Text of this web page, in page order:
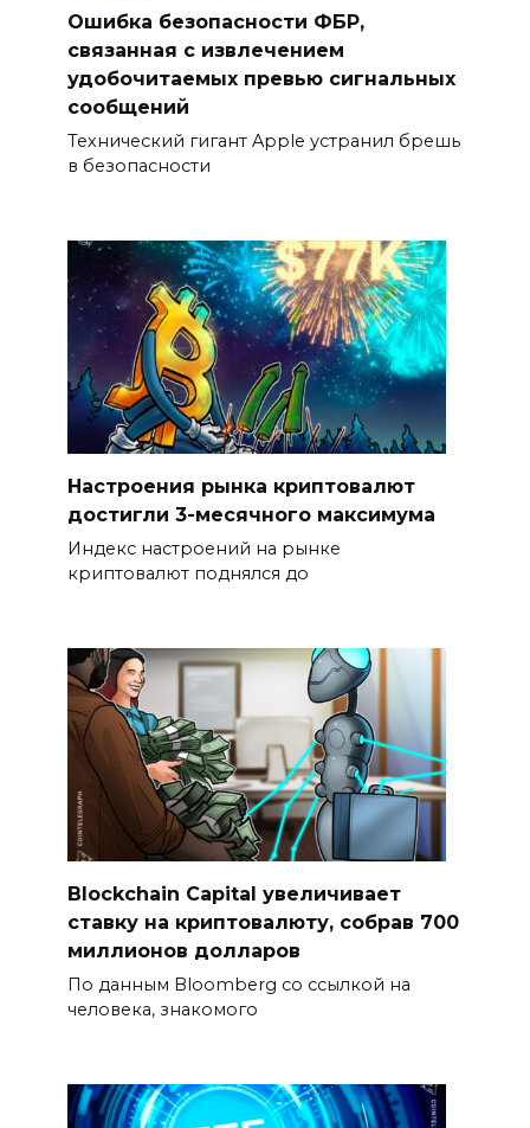
Ошибка безопасности ФБР,
связанная с извлечением
удобочитаемых превью сигнальных
сообщений
Технический гигант Apple устранил брешь
в безопасности
Настроения рынка криптовалют
достигли 3-месячного максимума
Индекс настроений на рынке
криптовалют поднялся до
Blockchain Capital увеличивает
ставку на криптовалюту, собрав 700
миллионов долларов
По данным Bloomberg со ссылкой на
человека, знакомого